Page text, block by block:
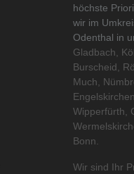
höchste
wir im
Odenthal in
Gladbach,
Burscheid,
Much,
Wipperfürth,
Bonn.
Wir sind Ihr